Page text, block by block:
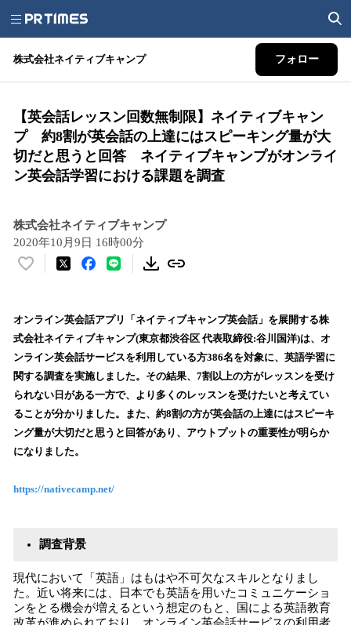
株式会社ネイティブキャンプ フォロー
【英会話レッスン回数無制限】ネイティブキャン
プ 約8割が英会話の上達にはスピーキング量が大
切だと思うと回答 ネイティブキャンプがオンライ
ン英会話学習における課題を調査
株式会社ネイティブキャンプ
2020年10月9日 16時00分
い
！
数
を
読
み
込
み
中
で
オンライン英会話アプリ「ネイティブキャンプ英会話」を展開する株
式会社ネイティブキャンプ(東京都渋谷区 代表取締役:谷川国洋)は、オ
ンライン英会話サービスを利用している方386名を対象に、英語学習に
関する調査を実施しました。その結果、7割以上の方がレッスンを受け
られない日がある一方で、より多くのレッスンを受けたいと考えてい
ることが分かりました。また、約8割の方が英会話の上達にはスピーキ
ング量が大切だと思うと回答があり、アウトプットの重要性が明らか
になりました。
https://nativecamp.net/
調査背景
現代において「英語」はもはや不可欠なスキルとなりまし
た。近い将来には、日本でも英語を用いたコミュニケーショ
ンをとる機会が増えるという想定のもと、国による英語教育